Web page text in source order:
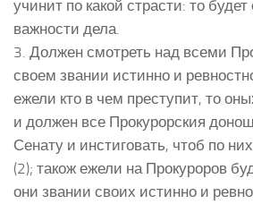
учинит по какой страсти: то
важности дела.
3. Должен смотреть над всеми
своем звании истинно и
ежели кто в чем преступит, то
и должен все Прокурорския
Сенату и инстиговать, чтоб по
(2); також ежели на Прокуроров
они звании своих истинно и